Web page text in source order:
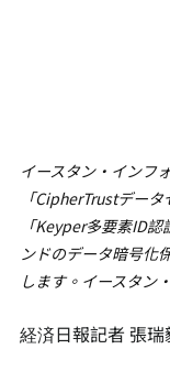
イースタン・インフ
「CipherTrustデー
「Keyper多要素ID
ンドのデータ暗号化
します。イースタン
経済日報記者 張